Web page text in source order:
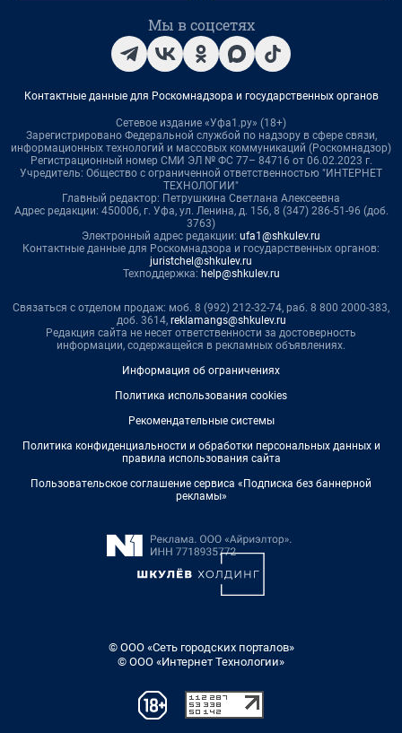
Мы в соцсетях
Контактные данные для Роскомнадзора и государственных органов
Сетевое издание «Уфа1.ру» (18+)
Зарегистрировано Федеральной службой по надзору в сфере связи,
информационных технологий и массовых коммуникаций (Роскомнадзор)
Регистрационный номер СМИ ЭЛ № ФС 77– 84716 от 06.02.2023 г.
Учредитель: Общество с ограниченной ответственностью "ИНТЕРНЕТ
ТЕХНОЛОГИИ"
Главный редактор: Петрушкина Светлана Алексеевна
Адрес редакции: 450006, г. Уфа, ул. Ленина, д. 156, 8 (347) 286-51-96 (доб.
3763)
Электронный адрес редакции: ufa1@shkulev.ru
Контактные данные для Роскомнадзора и государственных органов:
juristchel@shkulev.ru
Техподдержка: help@shkulev.ru
Связаться с отделом продаж: моб. 8 (992) 212-32-74, раб. 8 800 2000-383,
доб. 3614, reklamangs@shkulev.ru
Редакция сайта не несет ответственности за достоверность
информации, содержащейся в рекламных объявлениях.
Информация об ограничениях
Политика использования cookies
Рекомендательные системы
Политика конфиденциальности и обработки персональных данных и
правила использования сайта
Пользовательское соглашение сервиса «Подписка без баннерной
рекламы»
© ООО «Сеть городских порталов»
© ООО «Интернет Технологии»